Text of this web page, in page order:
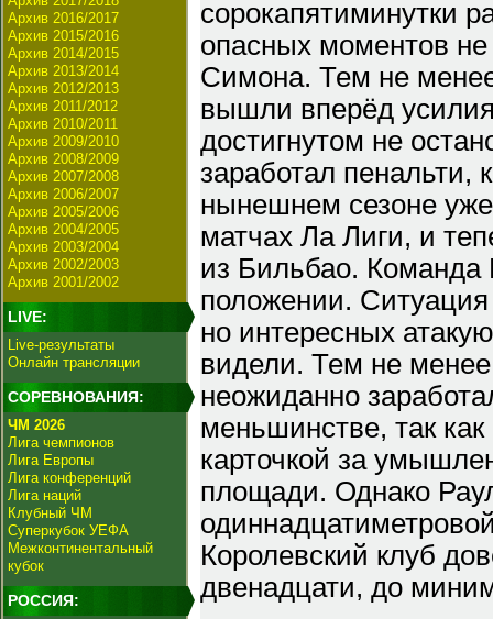
Архив 2016/2017
Архив 2015/2016
Архив 2014/2015
Архив 2013/2014
Архив 2012/2013
Архив 2011/2012
Архив 2010/2011
Архив 2009/2010
Архив 2008/2009
Архив 2007/2008
Архив 2006/2007
Архив 2005/2006
Архив 2004/2005
Архив 2003/2004
Архив 2002/2003
Архив 2001/2002
LIVE:
Live-результаты
Онлайн трансляции
СОРЕВНОВАНИЯ:
ЧМ 2026
Лига чемпионов
Лига Европы
Лига конференций
Лига наций
Клубный ЧМ
Суперкубок УЕФА
Межконтинентальный
кубок
РОССИЯ:
сорокапятиминутки
опасных моментов
Симона. Тем не
вышли вперёд
достигнутом не
заработал пенальти,
нынешнем сезоне уже
матчах Ла Лиги, и
из Бильбао.
положении.
но интересных
видели. Тем не
неожиданно
меньшинстве, так
карточкой за
площади. Однако
Королевский клуб
двенадцати, до